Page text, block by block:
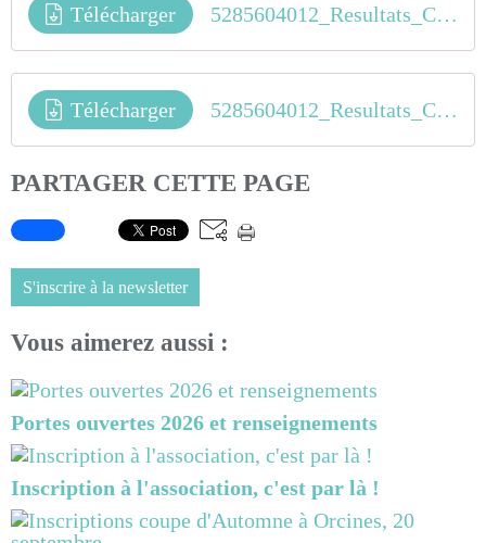
Télécharger 5285604012_Resultats_Coupe_de_France_BMX_2018_La_Roche_sur_Yon_PDLL_6eme_Manche
Télécharger 5285604012_Resultats_Coupe_de_France_BMX_2018_La_Roche_sur_Yon_PDLL_5eme_Manche(1)
PARTAGER CETTE PAGE
S'inscrire à la newsletter
Vous aimerez aussi :
Portes ouvertes 2026 et renseignements
Inscription à l'association, c'est par là !